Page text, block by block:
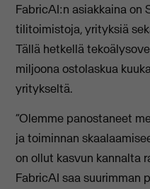
FabricAI:n asiakkaina on
tilitoimistoja, yrityksiä
Tällä hetkellä
miljoona ostolaskua
yritykseltä.
“Olemme panostaneet
ja toiminnan
on ollut kasvun kannalta
FabricAI saa suurimman